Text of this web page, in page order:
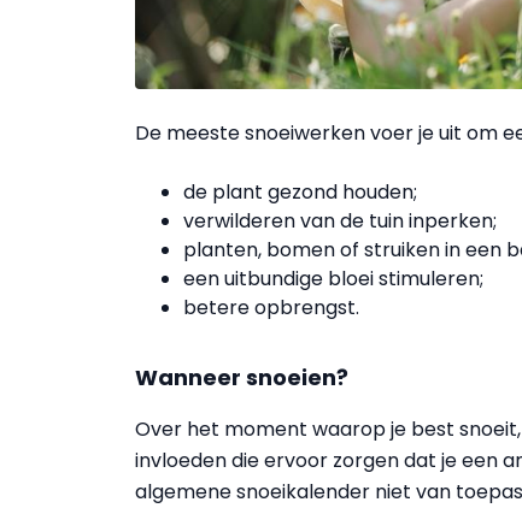
De meeste snoeiwerken voer je uit om
de plant gezond houden;
verwilderen van de tuin inperken;
planten, bomen of struiken in een
een uitbundige bloei stimuleren;
betere opbrengst.
Wanneer snoeien?
Over het moment waarop je best snoeit,
invloeden die ervoor zorgen dat je een
algemene snoeikalender niet van